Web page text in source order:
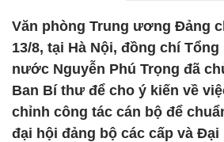
Văn phòng Trung ương Đảng
13/8, tại Hà Nội, đồng chí
nước Nguyễn Phú Trọng đã
Ban Bí thư để cho ý kiến về
chỉnh công tác cán bộ để
đại hội đảng bộ các cấp và Đại